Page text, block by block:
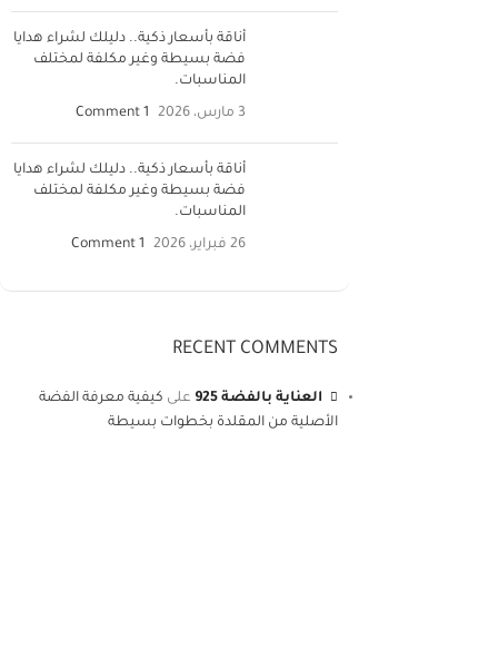
أناقة بأسعار ذكية.. دليلك لشراء هدايا
فضة بسيطة وغير مكلفة لمختلف
المناسبات.
3 مارس، 2026 1 Comment
أناقة بأسعار ذكية.. دليلك لشراء هدايا
فضة بسيطة وغير مكلفة لمختلف
المناسبات.
26 فبراير، 2026 1 Comment
RECENT COMMENTS
العناية بالفضة 925 على كيفية معرفة الفضة
الأصلية من المقلدة بخطوات بسيطة